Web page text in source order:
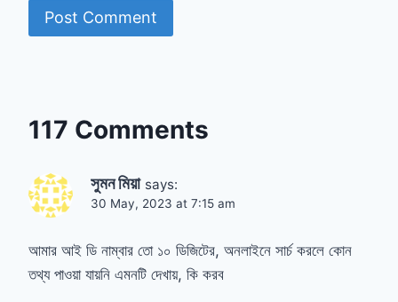
117 Comments
সুমন মিয়া says:
30 May, 2023 at 7:15 am
আমার আই ডি নাম্বার তো ১০ ডিজিটের, অনলাইনে সার্চ করলে কোন
তথ্য পাওয়া যায়নি এমনটি দেখায়, কি করব